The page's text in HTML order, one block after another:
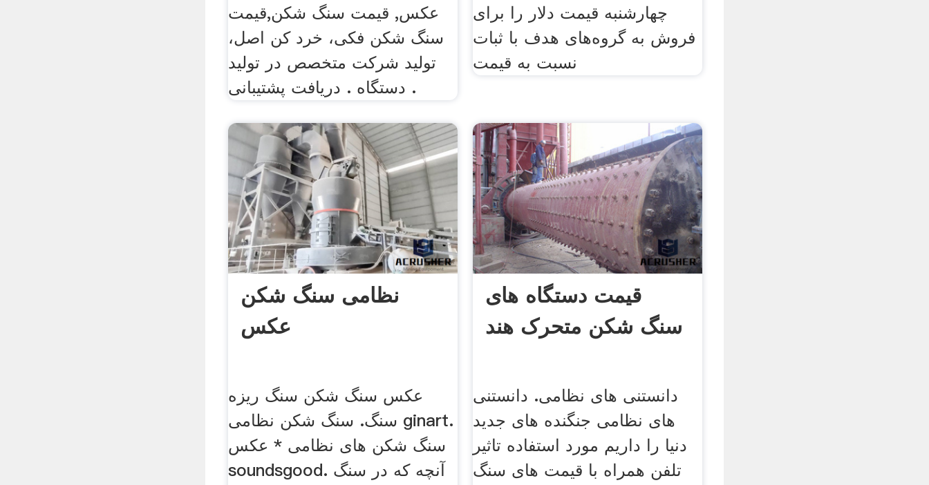
عکس, قیمت سنگ شکن,قیمت
سنگ شکن فکی، خرد کن اصل،
تولید شرکت متخصص در تولید
دستگاه . دریافت پشتیبانی .
چهارشنبه قیمت دلار را برای
فروش به گروه‌های هدف با ثبات
نسبت به قیمت
نظامی سنگ شکن
عکس
عکس سنگ شکن سنگ ریزه
سنگ. سنگ شکن نظامی ginart.
سنگ شکن های نظامی * عکس
soundsgood. آنچه که در سنگ
قیمت دستگاه های
سنگ شکن متحرک هند
دانستنی های نظامی. دانستنی
های نظامی جنگنده های جدید
دنیا را داریم مورد استفاده تاثیر
تلفن همراه با قیمت های سنگ